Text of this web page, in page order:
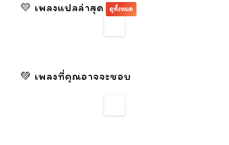
💛 เพลงแปลล่าสุด ดูทั้งหมด
💚 เพลงที่คุณอาจจะชอบ